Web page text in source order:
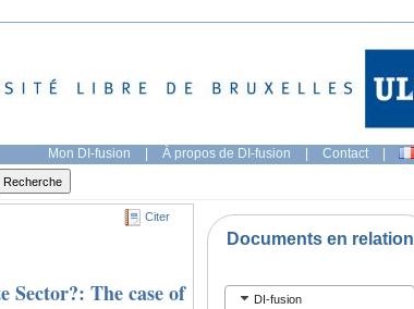
Mon DI-fusion | À propos de DI-fusion | Contact |
Citer
The case of
Documents en relation
DI-fusion